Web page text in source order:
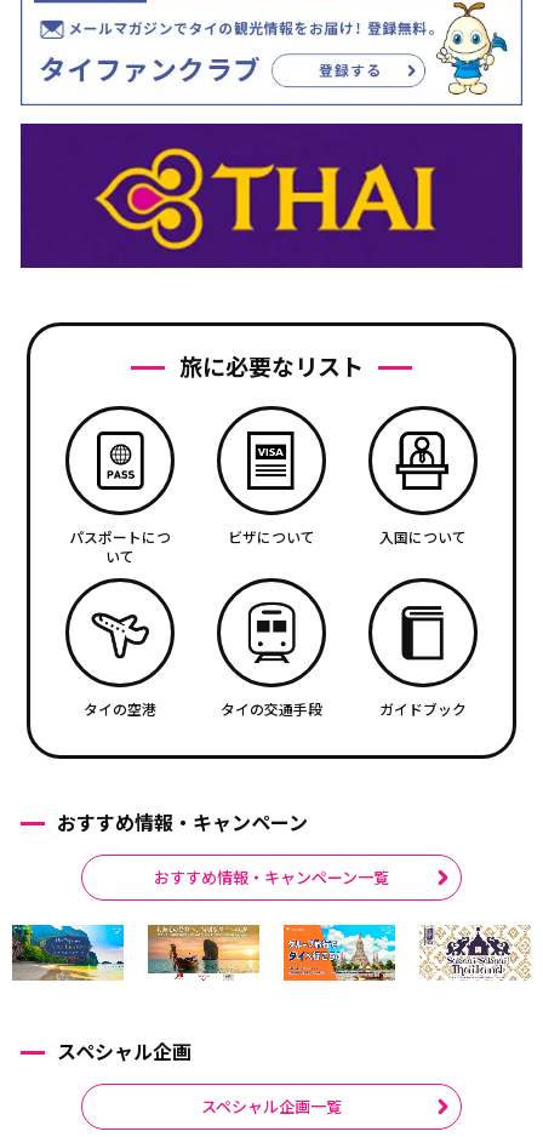
旅に必要なリスト
パスポートにつ
いて
ビザについて 入国について
タイの空港 タイの交通手段 ガイドブック
おすすめ情報・キャンペーン
おすすめ情報・キャンペーン一覧
スペシャル企画
スペシャル企画一覧